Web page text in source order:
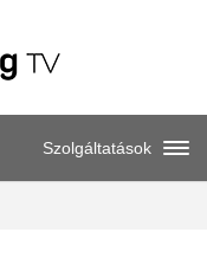
Szolgáltatások